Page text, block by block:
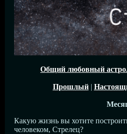
Общий любовный
Прошлый|
Какую жизнь вы хотите
человеком, Стрелец?